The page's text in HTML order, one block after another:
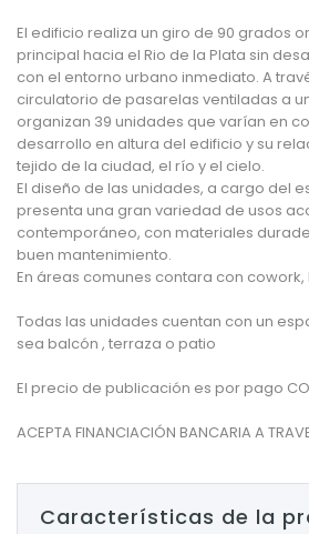
El edificio realiza un giro de 90 grados
principal hacia el Rio de la Plata sin
con el entorno urbano inmediato. A
circulatorio de pasarelas ventiladas a
organizan 39 unidades que varían en
desarrollo en altura del edificio y su
tejido de la ciudad, el río y el cielo.
El diseño de las unidades, a cargo del
presenta una gran variedad de usos
contemporáneo, con materiales
buen mantenimiento.
En áreas comunes contara con cowork,
Todas las unidades cuentan con un
sea balcón , terraza o patio
El precio de publicación es por pago
ACEPTA FINANCIACIÓN BANCARIA A
Características de la